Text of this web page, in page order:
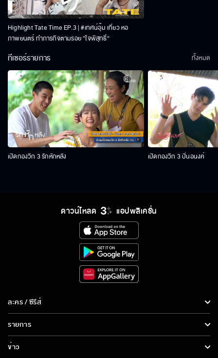
Highlight Tate Time EP.3 | #เทศน์อุ้ม เที่ยว หอ
ภาพยนตร์ ทำภารกิจตามรอย “ใจพิสุทธิ์“
ทีเซอร์รายการ
เปิดกองวิก 3 รักหักหลัง เปิดกองวิก 3 ปิ่นอนงค์
ทั้งหมด
ดาวน์โหลด แอปพลิเคชั่น
ละคร / ซีรีส์
ละคร/ซีรีส์
ซีรีส์นานาชาติ
รายการ
รายการทั้งหมด
ข่าว